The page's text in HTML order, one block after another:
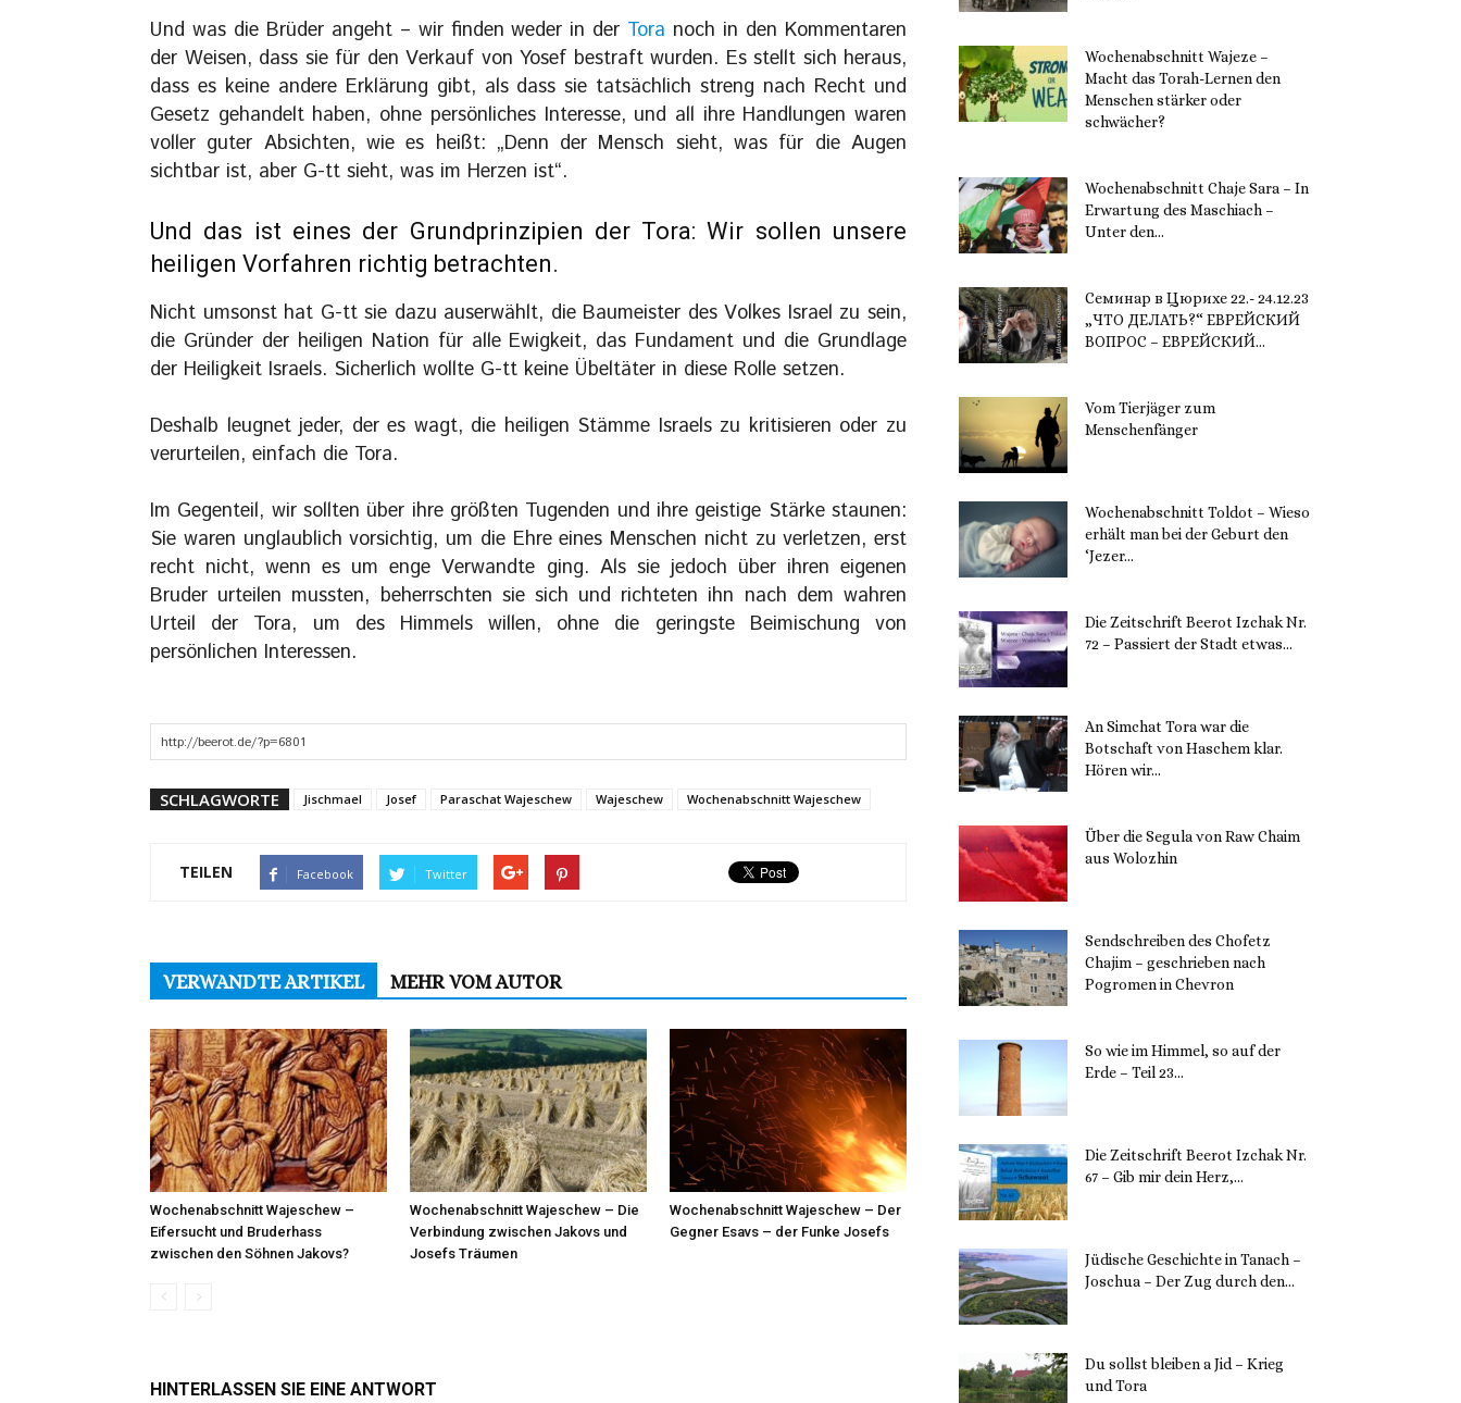
Und was die Brüder angeht – wir finden weder in der Tora noch in den Kommentaren
der Weisen, dass sie für den Verkauf von Yosef bestraft wurden. Es stellt sich heraus,
dass es keine andere Erklärung gibt, als dass sie tatsächlich streng nach Recht und
Gesetz gehandelt haben, ohne persönliches Interesse, und all ihre Handlungen waren
voller guter Absichten, wie es heißt: „Denn der Mensch sieht, was für die Augen
sichtbar ist, aber G-tt sieht, was im Herzen ist“.
Und das ist eines der Grundprinzipien der Tora: Wir sollen unsere
heiligen Vorfahren richtig betrachten.
Nicht umsonst hat G-tt sie dazu auserwählt, die Baumeister des Volkes Israel zu sein,
die Gründer der heiligen Nation für alle Ewigkeit, das Fundament und die Grundlage
der Heiligkeit Israels. Sicherlich wollte G-tt keine Übeltäter in diese Rolle setzen.
Deshalb leugnet jeder, der es wagt, die heiligen Stämme Israels zu kritisieren oder zu
verurteilen, einfach die Tora.
Im Gegenteil, wir sollten über ihre größten Tugenden und ihre geistige Stärke staunen:
Sie waren unglaublich vorsichtig, um die Ehre eines Menschen nicht zu verletzen, erst
recht nicht, wenn es um enge Verwandte ging. Als sie jedoch über ihren eigenen
Bruder urteilen mussten, beherrschten sie sich und richteten ihn nach dem wahren
Urteil der Tora, um des Himmels willen, ohne die geringste Beimischung von
persönlichen Interessen.
SCHLAGWORTE Jischmael Josef Paraschat Wajeschew Wajeschew Wochenabschnitt Wajeschew
TEILEN Facebook Twitter
VERWANDTE ARTIKEL MEHR VOM AUTOR
Wochenabschnitt Wajeschew –
Eifersucht und Bruderhass
zwischen den Söhnen Jakovs?
Wochenabschnitt Wajeschew – Die
Verbindung zwischen Jakovs und
Josefs Träumen
Wochenabschnitt Wajeschew – Der
Gegner Esavs – der Funke Josefs
HINTERLASSEN SIE EINE ANTWORT
Wochenabschnitt Wajeze –
Macht das Torah-Lernen den
Menschen stärker oder
schwächer?
Wochenabschnitt Chaje Sara – In
Erwartung des Maschiach –
Unter den...
Семинар в Цюрихе 22.- 24.12.23
„ЧТО ДЕЛАТЬ?“ ЕВРЕЙСКИЙ
ВОПРОС – ЕВРЕЙСКИЙ...
Vom Tierjäger zum
Menschenfänger
Wochenabschnitt Toldot – Wieso
erhält man bei der Geburt den
‘Jezer...
Die Zeitschrift Beerot Izchak Nr.
72 – Passiert der Stadt etwas...
An Simchat Tora war die
Botschaft von Haschem klar.
Hören wir...
Über die Segula von Raw Chaim
aus Wolozhin
Sendschreiben des Chofetz
Chajim – geschrieben nach
Pogromen in Chevron
So wie im Himmel, so auf der
Erde – Teil 23...
Die Zeitschrift Beerot Izchak Nr.
67 – Gib mir dein Herz,...
Jüdische Geschichte in Tanach –
Joschua – Der Zug durch den...
Du sollst bleiben a Jid – Krieg
und Tora